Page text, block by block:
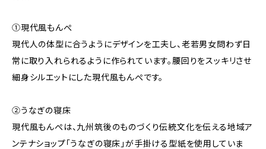
①現代風もんぺ
現代人の体型に合うようにデザインを工夫し、老若男女問わず日
常に取り入れられるように作られています。腰回りをスッキリさせ
細身シルエットにした現代風もんぺです。
②うなぎの寝床
現代風もんぺは、九州筑後のものづくり伝統文化を伝える地域ア
ンテナショップ「うなぎの寝床」が手掛ける型紙を使用していま